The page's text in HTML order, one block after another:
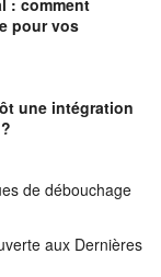
pour vos
une intégration
de débouchage
aux Dernières